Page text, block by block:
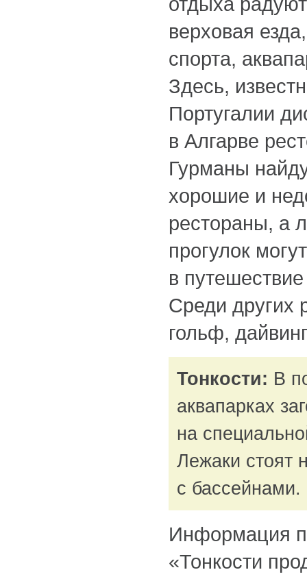
верховая
спорта,
Здесь,
Португалии
в Алгарве
Гурманы
хорошие и
рестораны, а
прогулок
в
Среди других
гольф,
Тонкости: В
аквапарках
на
Лежаки стоят
с бассейнами.
Информация
«Тонкости